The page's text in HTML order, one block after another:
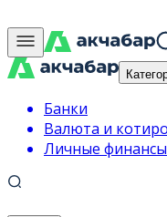
Банки
Валюта и
Личные финансы